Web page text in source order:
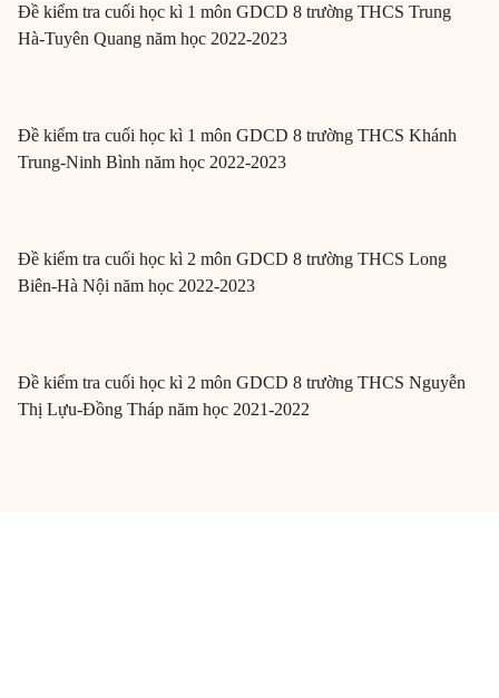
Đề kiểm tra cuối học kì 1 môn GDCD 8 trường THCS Trung
Hà-Tuyên Quang năm học 2022-2023
Đề kiểm tra cuối học kì 1 môn GDCD 8 trường THCS Khánh
Trung-Ninh Bình năm học 2022-2023
Đề kiểm tra cuối học kì 2 môn GDCD 8 trường THCS Long
Biên-Hà Nội năm học 2022-2023
Đề kiểm tra cuối học kì 2 môn GDCD 8 trường THCS Nguyễn
Thị Lựu-Đồng Tháp năm học 2021-2022